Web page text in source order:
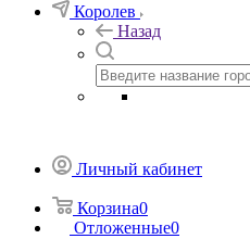
Королев
Назад
Личный кабинет
Корзина0
Отложенные0